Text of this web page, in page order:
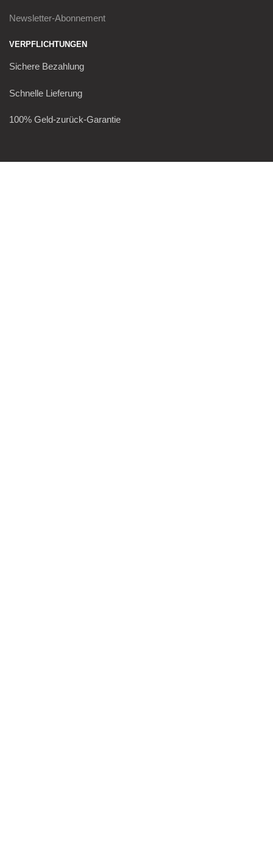
Newsletter-Abonnement
VERPFLICHTUNGEN
Sichere Bezahlung
Schnelle Lieferung
100% Geld-zurück-Garantie